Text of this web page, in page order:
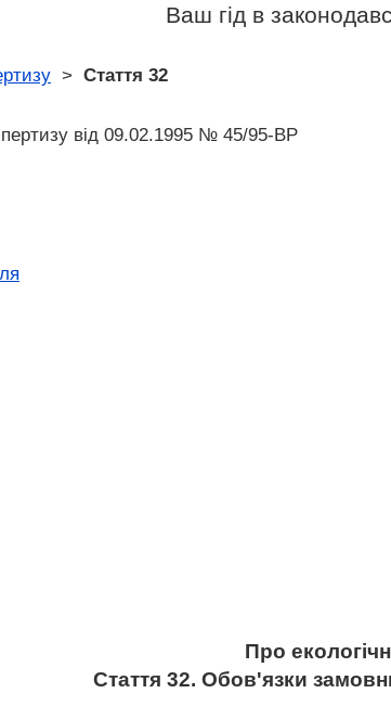
Ваш гід в
> Стаття 32
від 09.02.1995 № 45/95-ВР
Про
Стаття 32. Обов'язки